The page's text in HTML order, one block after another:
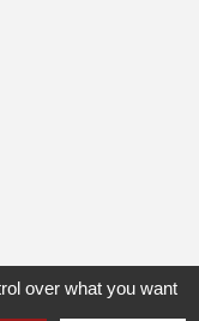
over what you want